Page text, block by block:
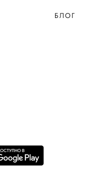
БЛОГ